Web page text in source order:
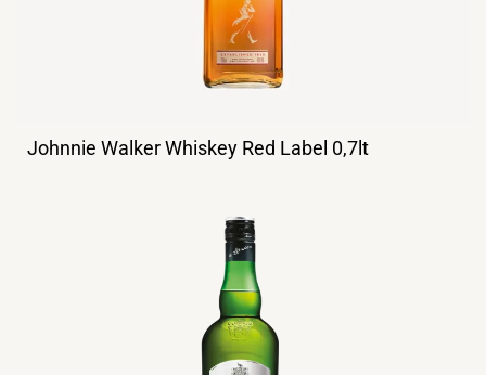
Johnnie Walker Whiskey Red Label 0,7lt